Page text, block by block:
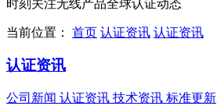
时刻关注无线产品全球认证动态
当前位置： 首页 认证资讯 认证资讯
认证资讯
公司新闻 认证资讯 技术资讯 标准更新